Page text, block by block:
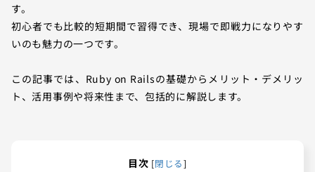
す。
初心者でも比較的短期間で習得でき、現場で即戦力になりやす
いのも魅力の一つです。
この記事では、Ruby on Railsの基礎からメリット・デメリッ
ト、活用事例や将来性まで、包括的に解説します。
目次 [閉じる]